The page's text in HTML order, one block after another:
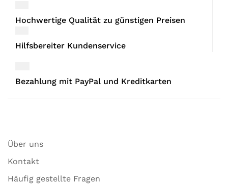
Hochwertige Qualität zu günstigen Preisen
Hilfsbereiter Kundenservice
Bezahlung mit PayPal und Kreditkarten
Über uns
Kontakt
Häufig gestellte Fragen